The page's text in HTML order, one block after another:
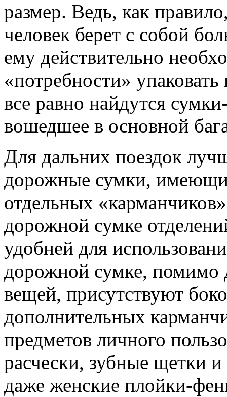
размер. Ведь, как
человек берет с собой
ему действительно
«потребности»
все равно найдутся
вошедшее в основной
Для дальних поездок
дорожные сумки,
отдельных
дорожной сумке
удобней для
дорожной сумке, помимо
вещей, присутствуют
дополнительных
предметов личного
расчески, зубные щетки
даже женские плойки-